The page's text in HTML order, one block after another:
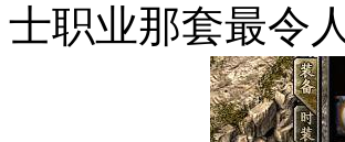
士职业那套最令